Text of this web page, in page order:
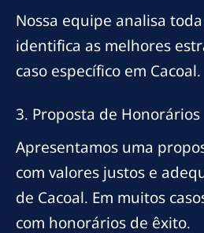
Nossa equipe analisa
identifica as melhores
caso específico em Cacoal.
3. Proposta de Honorários
Apresentamos uma
com valores justos e
de Cacoal. Em muitos
com honorários de êxito.